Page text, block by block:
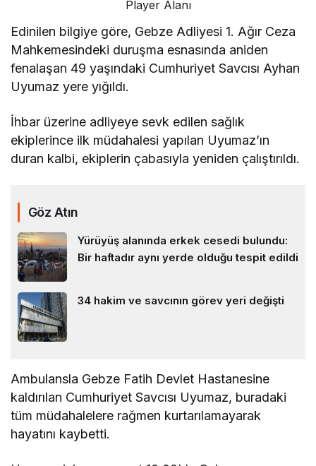
Player Alanı
Edinilen bilgiye göre, Gebze Adliyesi 1. Ağır Ceza
Mahkemesindeki duruşma esnasında aniden
fenalaşan 49 yaşındaki Cumhuriyet Savcısı Ayhan
Uyumaz yere yığıldı.
İhbar üzerine adliyeye sevk edilen sağlık
ekiplerince ilk müdahalesi yapılan Uyumaz’ın
duran kalbi, ekiplerin çabasıyla yeniden çalıştırıldı.
Göz Atın
Yürüyüş alanında erkek cesedi bulundu:
Bir haftadır aynı yerde olduğu tespit edildi
34 hakim ve savcının görev yeri değişti
Ambulansla Gebze Fatih Devlet Hastanesine
kaldırılan Cumhuriyet Savcısı Uyumaz, buradaki
tüm müdahalelere rağmen kurtarılamayarak
hayatını kaybetti.